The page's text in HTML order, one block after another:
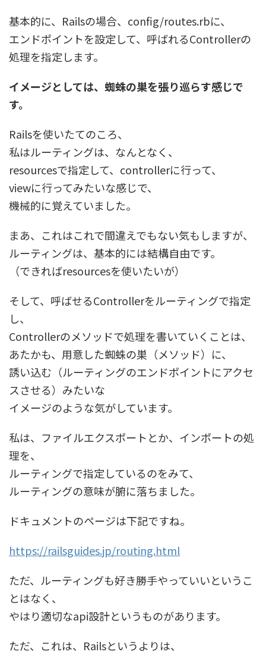
基本的に、Railsの場合、config/routes.rbに、
エンドポイントを設定して、呼ばれるControllerの
処理を指定します。
イメージとしては、蜘蛛の巣を張り巡らす感じで
す。
Railsを使いたてのころ、
私はルーティングは、なんとなく、
resourcesで指定して、controllerに行って、
viewに行ってみたいな感じで、
機械的に覚えていました。
まあ、これはこれで間違えでもない気もしますが、
ルーティングは、基本的には結構自由です。
（できればresourcesを使いたいが）
そして、呼ばせるControllerをルーティングで指定
し、
Controllerのメソッドで処理を書いていくことは、
あたかも、用意した蜘蛛の巣（メソッド）に、
誘い込む（ルーティングのエンドポイントにアクセ
スさせる）みたいな
イメージのような気がしています。
私は、ファイルエクスポートとか、インポートの処
理を、
ルーティングで指定しているのをみて、
ルーティングの意味が腑に落ちました。
ドキュメントのページは下記ですね。
https://railsguides.jp/routing.html
ただ、ルーティングも好き勝手やっていいというこ
とはなく、
やはり適切なapi設計というものがあります。
ただ、これは、Railsというよりは、